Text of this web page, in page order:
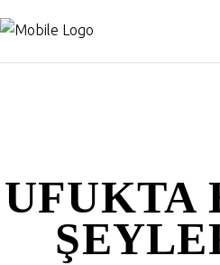
UFUKTA